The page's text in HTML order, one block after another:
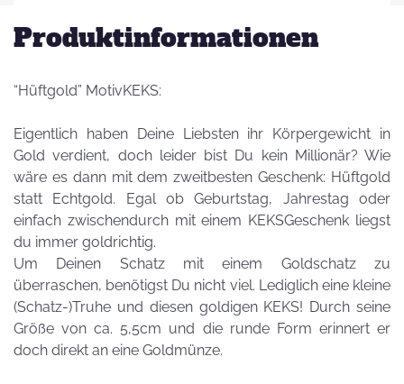
Produktinformationen
“Hüftgold” MotivKEKS:
Eigentlich haben Deine Liebsten ihr Körpergewicht in
Gold verdient, doch leider bist Du kein Millionär? Wie
wäre es dann mit dem zweitbesten Geschenk: Hüftgold
statt Echtgold. Egal ob Geburtstag, Jahrestag oder
einfach zwischendurch mit einem KEKSGeschenk liegst
du immer goldrichtig.
Um Deinen Schatz mit einem Goldschatz zu
überraschen, benötigst Du nicht viel. Lediglich eine kleine
(Schatz-)Truhe und diesen goldigen KEKS! Durch seine
Größe von ca. 5,5cm und die runde Form erinnert er
doch direkt an eine Goldmünze.